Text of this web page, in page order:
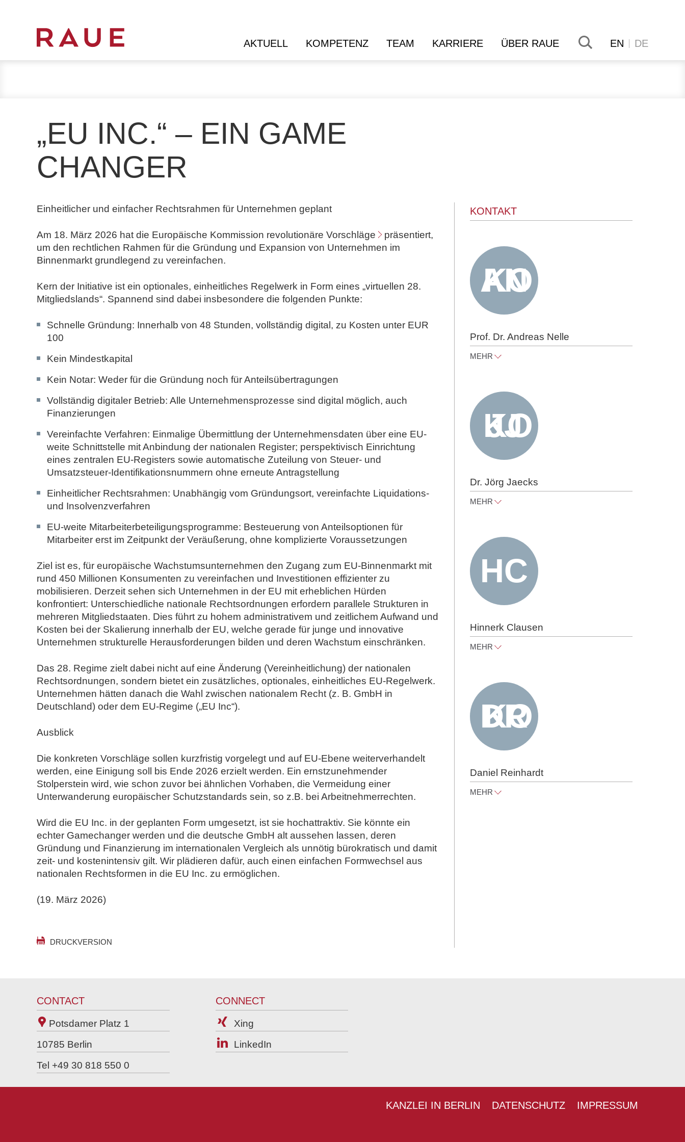
n
w
ä
e
n
d
N
t
a
e
AKTUELL KOMPETENZ TEAM KARRIERE ÜBER RAUE EN DE
„EU INC.“ – EIN GAME
CHANGER
Einheitlicher und einfacher Rechtsrahmen für Unternehmen geplant
Am 18. März 2026 hat die Europäische Kommission revolutionäre Vorschläge präsentiert,
um den rechtlichen Rahmen für die Gründung und Expansion von Unternehmen im
Binnenmarkt grundlegend zu vereinfachen.
Kern der Initiative ist ein optionales, einheitliches Regelwerk in Form eines „virtuellen 28.
Mitgliedslands“. Spannend sind dabei insbesondere die folgenden Punkte:
Schnelle Gründung: Innerhalb von 48 Stunden, vollständig digital, zu Kosten unter EUR
100
Kein Mindestkapital
Kein Notar: Weder für die Gründung noch für Anteilsübertragungen
Vollständig digitaler Betrieb: Alle Unternehmensprozesse sind digital möglich, auch
Finanzierungen
Vereinfachte Verfahren: Einmalige Übermittlung der Unternehmensdaten über eine EU-
weite Schnittstelle mit Anbindung der nationalen Register; perspektivisch Einrichtung
eines zentralen EU-Registers sowie automatische Zuteilung von Steuer- und
Umsatzsteuer-Identifikationsnummern ohne erneute Antragstellung
Einheitlicher Rechtsrahmen: Unabhängig vom Gründungsort, vereinfachte Liquidations-
und Insolvenzverfahren
EU-weite Mitarbeiterbeteiligungsprogramme: Besteuerung von Anteilsoptionen für
Mitarbeiter erst im Zeitpunkt der Veräußerung, ohne komplizierte Voraussetzungen
Ziel ist es, für europäische Wachstumsunternehmen den Zugang zum EU-Binnenmarkt mit
rund 450 Millionen Konsumenten zu vereinfachen und Investitionen effizienter zu
mobilisieren. Derzeit sehen sich Unternehmen in der EU mit erheblichen Hürden
konfrontiert: Unterschiedliche nationale Rechtsordnungen erfordern parallele Strukturen in
mehreren Mitgliedstaaten. Dies führt zu hohem administrativem und zeitlichem Aufwand und
Kosten bei der Skalierung innerhalb der EU, welche gerade für junge und innovative
Unternehmen strukturelle Herausforderungen bilden und deren Wachstum einschränken.
Das 28. Regime zielt dabei nicht auf eine Änderung (Vereinheitlichung) der nationalen
Rechtsordnungen, sondern bietet ein zusätzliches, optionales, einheitliches EU-Regelwerk.
Unternehmen hätten danach die Wahl zwischen nationalem Recht (z. B. GmbH in
Deutschland) oder dem EU-Regime („EU Inc“).
Ausblick
Die konkreten Vorschläge sollen kurzfristig vorgelegt und auf EU-Ebene weiterverhandelt
werden, eine Einigung soll bis Ende 2026 erzielt werden. Ein ernstzunehmender
Stolperstein wird, wie schon zuvor bei ähnlichen Vorhaben, die Vermeidung einer
Unterwanderung europäischer Schutzstandards sein, so z.B. bei Arbeitnehmerrechten.
Wird die EU Inc. in der geplanten Form umgesetzt, ist sie hochattraktiv. Sie könnte ein
echter Gamechanger werden und die deutsche GmbH alt aussehen lassen, deren
Gründung und Finanzierung im internationalen Vergleich als unnötig bürokratisch und damit
zeit- und kostenintensiv gilt. Wir plädieren dafür, auch einen einfachen Formwechsel aus
nationalen Rechtsformen in die EU Inc. zu ermöglichen.
(19. März 2026)
DRUCKVERSION
KONTAKT
Prof. Dr. Andreas Nelle
MEHR
Tel +49 30 818 550 352
Dr. Jörg Jaecks
MEHR
Tel +49 30 818 550 326
Hinnerk Clausen
MEHR
Tel +49 30 818 550 433
Daniel Reinhardt
MEHR
CONTACT
Potsdamer Platz 1
10785 Berlin
Tel +49 30 818 550 0
CONNECT
Xing
LinkedIn
KANZLEI IN BERLIN DATENSCHUTZ IMPRESSUM